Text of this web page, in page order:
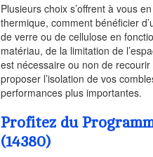
Plusieurs choix s’offrent à vous
thermique, comment bénéficier
de verre ou de cellulose en
matériau, de la limitation de
est nécessaire ou non de
proposer l’isolation de vos
performances plus importantes.
Profitez du
(14380)